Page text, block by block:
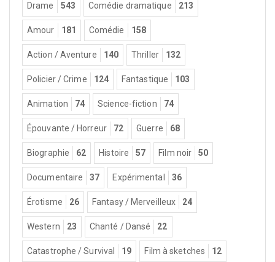
Drame 543 Comédie dramatique 213
Amour 181 Comédie 158
Action / Aventure 140 Thriller 132
Policier / Crime 124 Fantastique 103
Animation 74 Science-fiction 74
Épouvante / Horreur 72 Guerre 68
Biographie 62 Histoire 57 Film noir 50
Documentaire 37 Expérimental 36
Érotisme 26 Fantasy / Merveilleux 24
Western 23 Chanté / Dansé 22
Catastrophe / Survival 19 Film à sketches 12